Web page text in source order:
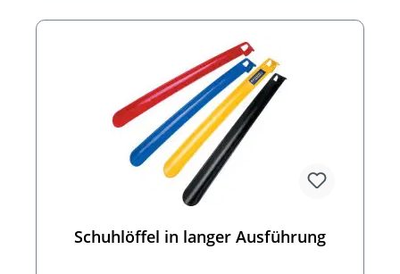
Schuhlöffel in langer Ausführung